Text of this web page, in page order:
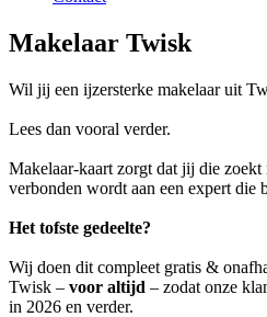
Makelaar Twisk
Wil jij een ijzersterke makelaar uit
Lees dan vooral verder.
Makelaar-kaart zorgt dat jij die zoekt
verbonden wordt aan een expert die
Het tofste gedeelte?
Wij doen dit compleet gratis &
Twisk – voor altijd – zodat onze
in 2026 en verder.